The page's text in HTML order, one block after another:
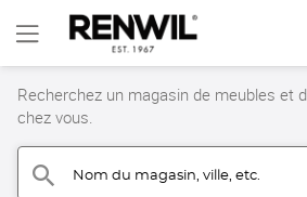
Recherchez un magasin de meubles et
chez vous.
search Nom du magasin, ville, etc.